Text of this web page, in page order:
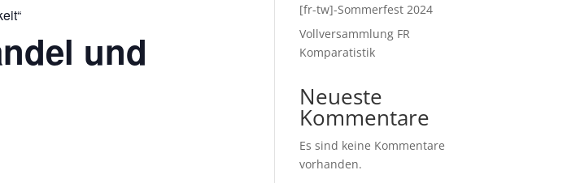
und
[fr-tw]-Sommerfest 2024
Vollversammlung FR
Komparatistik
Neueste
Kommentare
Es sind keine Kommentare
vorhanden.